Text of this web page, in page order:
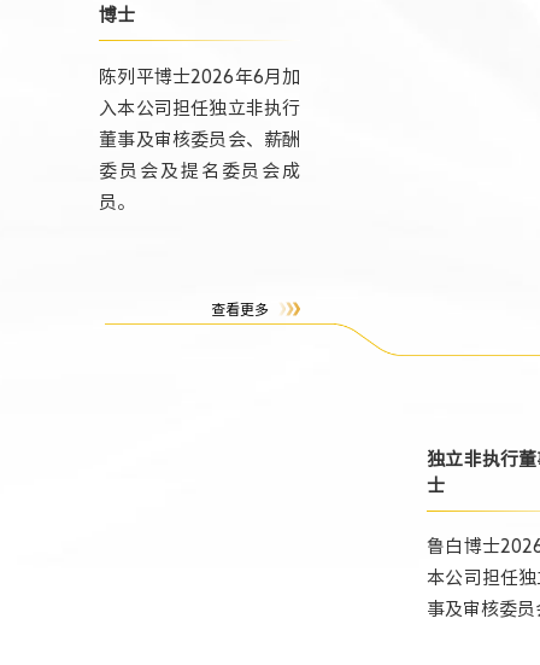
博士
陈列平博士2026年6月加
入本公司担任独立非执行
董事及审核委员会、薪酬
委员会及提名委员会成
员。
查看更多
独立非执行
士
鲁白博士
本公司担任
事及审核委